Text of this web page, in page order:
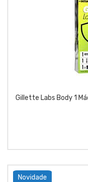
Gillette Labs Body 1
Novidade